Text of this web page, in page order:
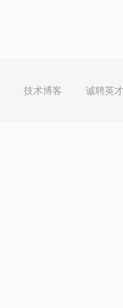
技术博客 诚聘英才